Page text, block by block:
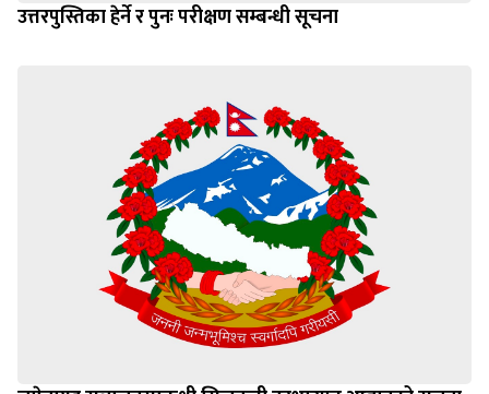
उत्तरपुस्तिका हेर्ने र पुनः परीक्षण सम्बन्धी सूचना